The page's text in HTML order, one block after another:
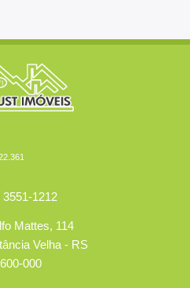
1212
Mattes, 114
Velha - RS
000